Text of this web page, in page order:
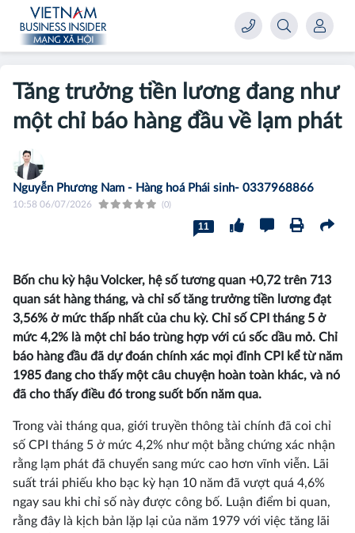
Tăng trưởng tiền lương đang như
một chỉ báo hàng đầu về lạm phát
Nguyễn Phương Nam - Hàng hoá Phái sinh- 0337968866
10:58 06/07/2026 (0)
11
Bốn chu kỳ hậu Volcker, hệ số tương quan +0,72 trên 713
quan sát hàng tháng, và chỉ số tăng trưởng tiền lương đạt
3,56% ở mức thấp nhất của chu kỳ. Chỉ số CPI tháng 5 ở
mức 4,2% là một chỉ báo trùng hợp với cú sốc dầu mỏ. Chỉ
báo hàng đầu đã dự đoán chính xác mọi đỉnh CPI kể từ năm
1985 đang cho thấy một câu chuyện hoàn toàn khác, và nó
đã cho thấy điều đó trong suốt bốn năm qua.
Trong vài tháng qua, giới truyền thông tài chính đã coi chỉ
số CPI tháng 5 ở mức 4,2% như một bằng chứng xác nhận
rằng lạm phát đã chuyển sang mức cao hơn vĩnh viễn. Lãi
suất trái phiếu kho bạc kỳ hạn 10 năm đã vượt quá 4,6%
ngay sau khi chỉ số này được công bố. Luận điểm bi quan,
rằng đây là kịch bản lặp lại của năm 1979 với việc tăng lãi